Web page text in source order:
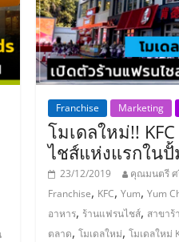
Franchise Marketing
โมเดลใหม่!!
ไชส์แห่งแรกใน
23/12/2019 คุณมนตรี ศ
Franchise, KFC,Yum,Yum
อาหาร, ร้านแฟรนไชส์, สาขาร้
ตลาด,โมเดลใหม่,โมเดลใหม่